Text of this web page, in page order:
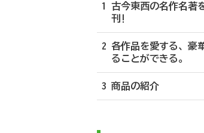
1 古今東西の名作名著
刊!
2 各作品を愛する、豪
ることができる。
3 商品の紹介